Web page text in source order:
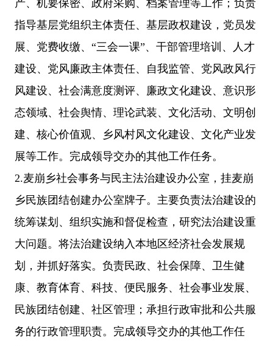
产、机要保密、政府采购、档案管理等工作；负责
指导基层党组织主体责任、基层政权建设，党员发
展、党费收缴、“三会一课”、干部管理培训、人才
建设、党风廉政主体责任、自我监管、党风政风行
风建设、社会满意度测评、廉政文化建设、意识形
态领域、社会舆情、理论武装、文化活动、文明创
建、核心价值观、乡风村风文化建设、文化产业发
展等工作。完成领导交办的其他工作任务。
2.麦崩乡社会事务与民主法治建设办公室，挂麦崩
乡民族团结创建办公室牌子。主要负责法治建设的
统筹谋划、组织实施和督促检查，研究法治建设重
大问题。将法治建设纳入本地区经济社会发展规
划，并抓好落实。负责民政、社会保障、卫生健
康、教育体育、科技、便民服务、社会事业发展、
民族团结创建、社区管理；承担行政审批和公共服
务的行政管理职责。完成领导交办的其他工作任